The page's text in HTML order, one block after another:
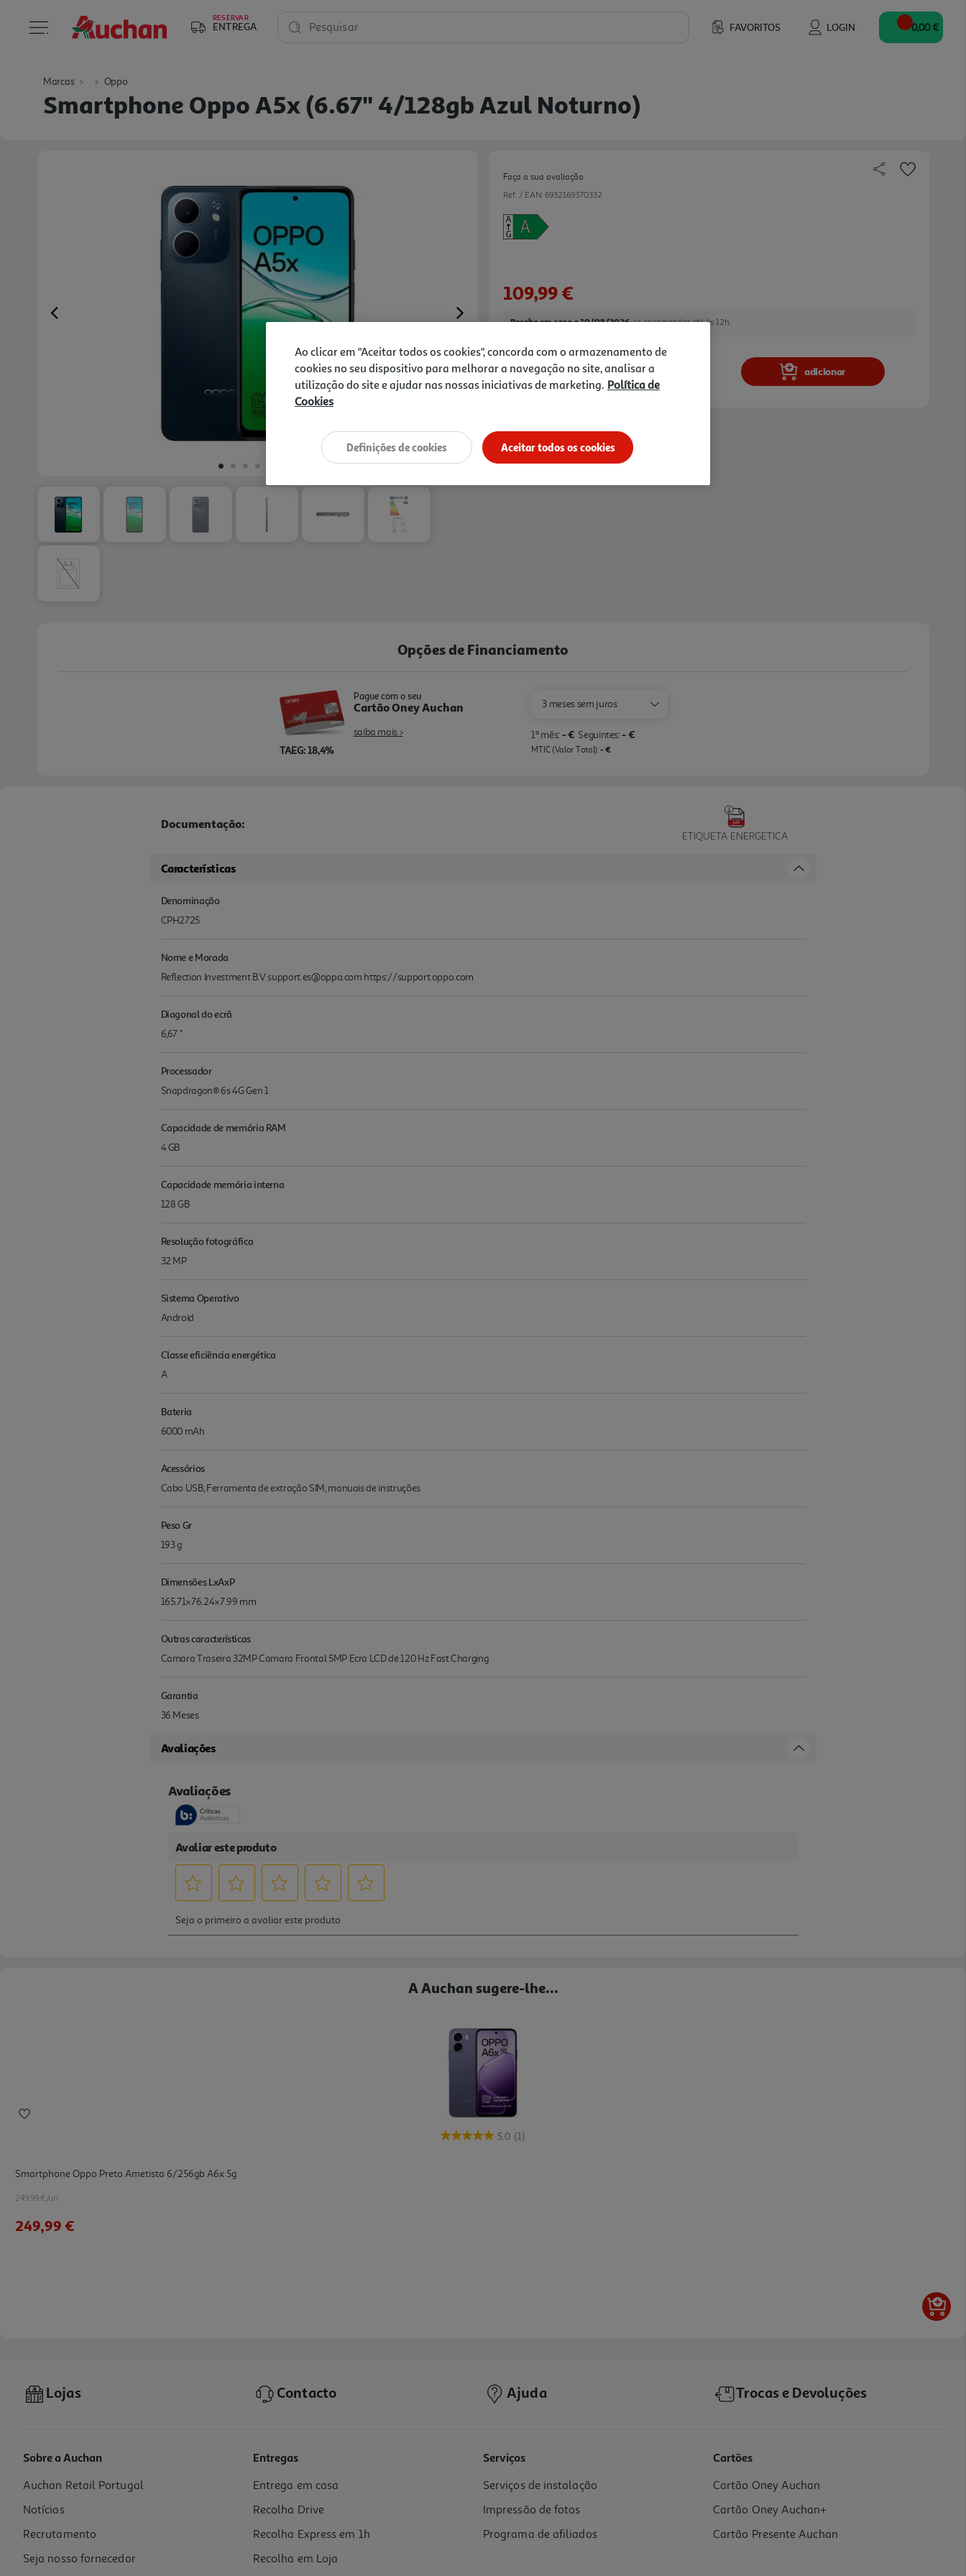
RESERVAR
ENTREGA FAVORITOS LOGIN
Pesquisar 0,00 €
Marcas Oppo
Smartphone Oppo A5x (6.67'' 4/128gb Azul Noturno)
Previous Next
Faça a sua avaliação
Ref. / EAN: 6932169370332
109,99 €
Receba em casa a 10/08/2026, se encomendar até às 12h.
adicionar
Opções de Financiamento
TAEG: 18,4%
Pague com o seu
Cartão Oney Auchan
saiba mais >
3 meses sem juros
1º mês: - € Seguintes: - €
MTIC (Valor Total):- €
Documentação:
ETIQUETA ENERGETICA
Características
Denominação
CPH2725
Nome e Morada
Reflection Investment B.V support.es@oppo.com https://support.oppo.com
Diagonal do ecrã
6,67 "
Processador
Snapdragon® 6s 4G Gen 1
Capacidade de memória RAM
4 GB
Capacidade memória interna
128 GB
Resolução fotográfica
32 MP
Sistema Operativo
Android
Classe eficiência energética
A
Bateria
6000 mAh
Acessórios
Cabo USB, Ferramenta de extração SIM, manuais de instruções
Peso Gr
193 g
Dimensões LxAxP
165.71×76.24×7.99 mm
Outras características
Camara Traseira 32MP Camara Frontal 5MP Ecra LCD de 120 Hz Fast Charging
Garantia
36 Meses
Avaliações
A Auchan sugere-lhe...
5.0 (1)
Smartphone Oppo Preto Ametista 6/256gb A6x 5g
249.99 €/un
249,99 €
Smartphone Oppo A6x Violeta 4/128gb
139.99 €/un
139,99 €
Lojas Contacto Ajuda Trocas e Devoluções
Sobre a Auchan
Auchan Retail Portugal
Notícias
Recrutamento
Seja nosso fornecedor
Entregas
Entrega em casa
Recolha Drive
Recolha Express em 1h
Recolha em Loja
Serviços
Serviços de instalação
Impressão de fotos
Programa de afiliados
Cartões
Cartão Oney Auchan
Cartão Oney Auchan+
Cartão Presente Auchan
Ao clicar em "Aceitar todos os cookies", concorda com o armazenamento de
cookies no seu dispositivo para melhorar a navegação no site, analisar a
utilização do site e ajudar nas nossas iniciativas de marketing. Política de
Cookies
Aceitar todos os cookies
Definições de cookies